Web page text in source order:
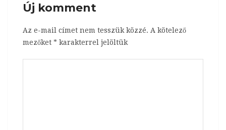
Új komment
Az e-mail címet nem tesszük közzé. A kötelező
mezőket * karakterrel jelöltük